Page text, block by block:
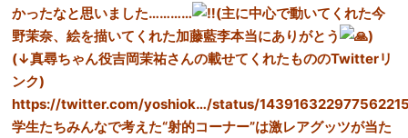
かったなと思いました…………
(主に中心で動いてくれた今
野茉奈、絵を描いてくれた加藤藍李本当にありがとう
)
(↓真尋ちゃん役吉岡茉祐さんの載せてくれたもののTwitterリ
ンク)
https://twitter.com/yoshiok…/status/
学生たちみんなで考えた“射的コーナー”は激レアグッツが当た